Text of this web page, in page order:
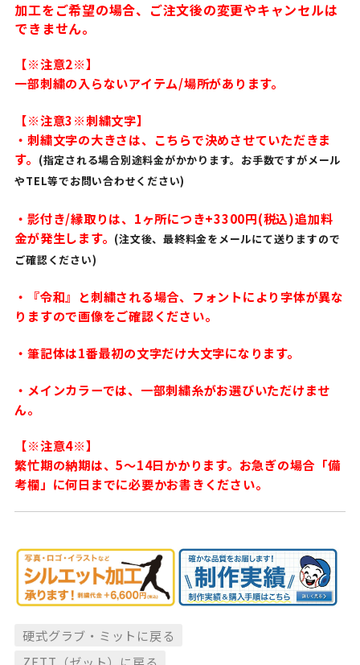
加工をご希望の場合、ご注文後の変更やキャンセルは
できません。
【※注意2※】
一部刺繍の入らないアイテム/場所があります。
【※注意3※刺繍文字】
・刺繍文字の大きさは、こちらで決めさせていただきま
す。 (指定される場合別途料金がかかります。お手数ですがメール
やTEL等でお問い合わせください)
・影付き/縁取りは、1ヶ所につき+3300円(税込)追加料
金が発生します。 (注文後、最終料金をメールにて送りますので
ご確認ください)
・『令和』と刺繍される場合、フォントにより字体が異な
りますので画像をご確認ください。
・筆記体は1番最初の文字だけ大文字になります。
・メインカラーでは、一部刺繍糸がお選びいただけませ
ん。
【※注意4※】
繁忙期の納期は、5〜14日かかります。お急ぎの場合「備
考欄」に何日までに必要かお書きください。
硬式グラブ・ミットに戻る